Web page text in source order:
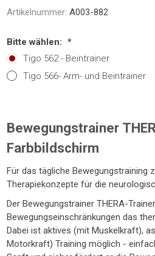
FINKEN
Artikelnummer: A003-882
Bitte wählen: *
Tigo 562 - Beintrainer
Tigo 566- Arm- und Beintrainer
Bewegungstrainer
Farbbildschirm
Für das tägliche Bewegungstraining
Therapiekonzepte für die
Der Bewegungstrainer THERA-
Bewegungseinschränkungen das
Dabei ist aktives (mit Muskelkraft),
Motorkraft) Training möglich -